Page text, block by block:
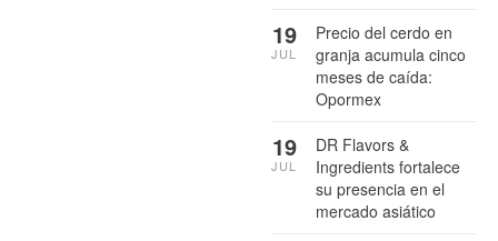
Precio del cerdo en
granja acumula cinco
meses de caída:
Opormex
19
JUL
DR Flavors &
Ingredients fortalece
su presencia en el
mercado asiático
19
JUL